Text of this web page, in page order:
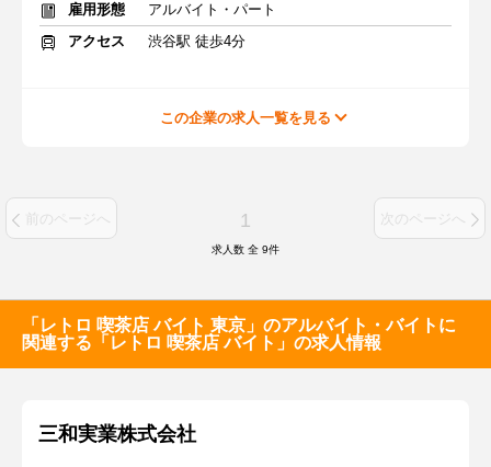
雇用形態
アルバイト・パート
アクセス
渋谷駅 徒歩4分
この企業の求人一覧を見る
前のページへ 1 次のページへ
求人数 全 9件
「レトロ 喫茶店 バイト 東京」のアルバイト・バイトに
関連する「レトロ 喫茶店 バイト」の求人情報
三和実業株式会社